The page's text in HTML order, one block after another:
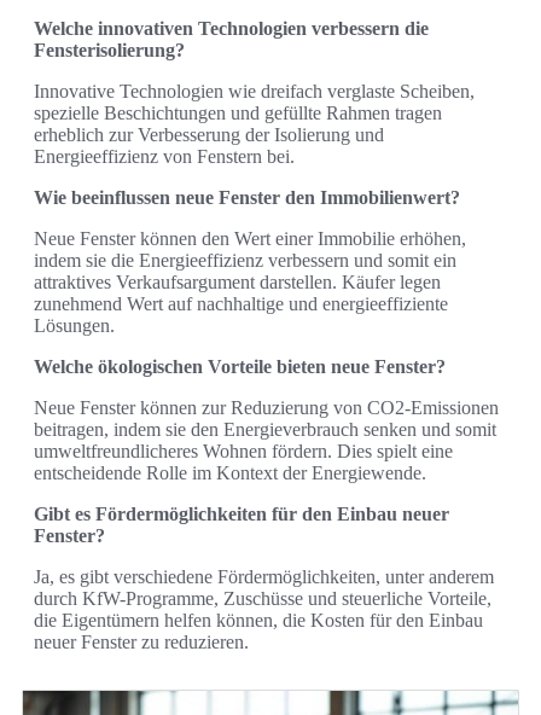
Welche innovativen Technologien verbessern die
Fensterisolierung?
Innovative Technologien wie dreifach verglaste Scheiben,
spezielle Beschichtungen und gefüllte Rahmen tragen
erheblich zur Verbesserung der Isolierung und
Energieeffizienz von Fenstern bei.
Wie beeinflussen neue Fenster den Immobilienwert?
Neue Fenster können den Wert einer Immobilie erhöhen,
indem sie die Energieeffizienz verbessern und somit ein
attraktives Verkaufsargument darstellen. Käufer legen
zunehmend Wert auf nachhaltige und energieeffiziente
Lösungen.
Welche ökologischen Vorteile bieten neue Fenster?
Neue Fenster können zur Reduzierung von CO2-Emissionen
beitragen, indem sie den Energieverbrauch senken und somit
umweltfreundlicheres Wohnen fördern. Dies spielt eine
entscheidende Rolle im Kontext der Energiewende.
Gibt es Fördermöglichkeiten für den Einbau neuer
Fenster?
Ja, es gibt verschiedene Fördermöglichkeiten, unter anderem
durch KfW-Programme, Zuschüsse und steuerliche Vorteile,
die Eigentümern helfen können, die Kosten für den Einbau
neuer Fenster zu reduzieren.